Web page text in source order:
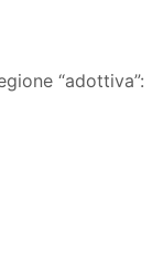
“adottiva”: